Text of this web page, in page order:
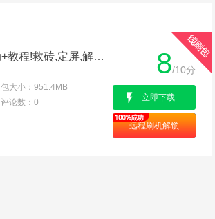
南俘S5线刷专用救砖固件包，内带平台+驱动+教程!救砖,定屏,解防盗锁专用亲测成功
包大小： 951.4MB
评论数： 0
8/10分
立即下载
远程刷机解锁